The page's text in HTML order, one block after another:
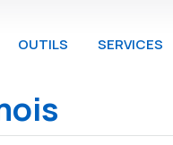
OUTILS SERVICES